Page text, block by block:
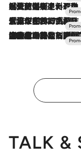
2026.7.24
【夏限定ディナーコース】旬を迎える稚鮎や花ズッキーニなどをイタリア・トスカーナの郷土料理の手法で満喫！
2026.7.17
「土佐和ハーブかき氷」がOMO7高知に登場！生姜、山椒、大葉など目にも舌にも涼を呼ぶ郷土の味
2026.7.10
NEW OPEN！【界 草津】名湯の地に誕生。趣の異なる2種の温泉と上州ならではの会席・蕎麦割烹など美食を味わう究極の癒やし旅
TALK &